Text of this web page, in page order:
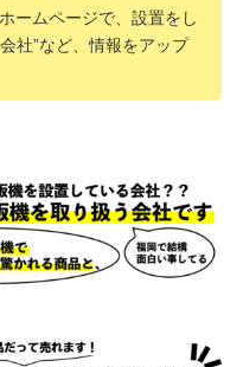
ームページで、設置をし
社”など、情報をアップ